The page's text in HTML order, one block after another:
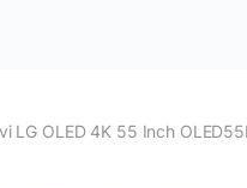
LG OLED 4K 55 Inch